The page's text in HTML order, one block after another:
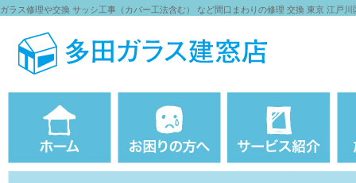
ガラス修理や交換 サッシ工事（カバー工法含む） など間口まわりの修理 交換 東京 江戸川